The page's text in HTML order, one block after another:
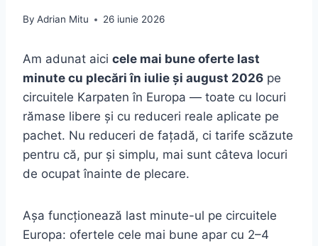
By Adrian Mitu 26 iunie 2026
Am adunat aici cele mai bune oferte last
minute cu plecări în iulie și august 2026 pe
circuitele Karpaten în Europa — toate cu locuri
rămase libere și cu reduceri reale aplicate pe
pachet. Nu reduceri de fațadă, ci tarife scăzute
pentru că, pur și simplu, mai sunt câteva locuri
de ocupat înainte de plecare.
Așa funcționează last minute-ul pe circuitele
Europa: ofertele cele mai bune apar cu 2–4